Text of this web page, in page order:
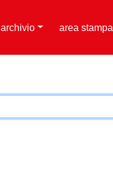
archivio area stampa